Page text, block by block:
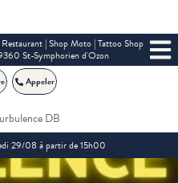
| Shop Moto | Tattoo Shop
St-Symphorien d'Ozon
Appeler
DB
29/08 à partir de 15h00